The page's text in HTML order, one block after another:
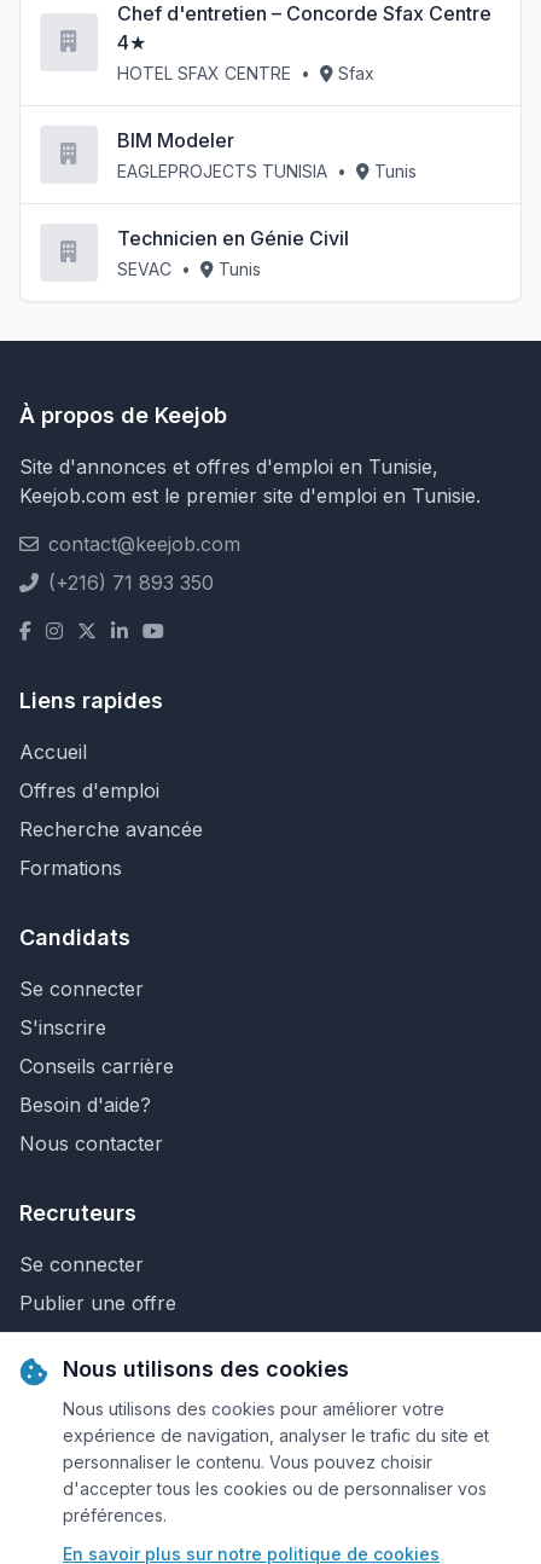
Chef d'entretien – Concorde Sfax Centre
4★
HOTEL SFAX CENTRE • Sfax
BIM Modeler
EAGLEPROJECTS TUNISIA • Tunis
Technicien en Génie Civil
SEVAC • Tunis
À propos de Keejob
Site d'annonces et offres d'emploi en Tunisie,
Keejob.com est le premier site d'emploi en Tunisie.
contact@keejob.com
(+216) 71 893 350
Liens rapides
Accueil
Offres d'emploi
Recherche avancée
Formations
Candidats
Se connecter
S'inscrire
Conseils carrière
Besoin d'aide?
Nous contacter
Recruteurs
Se connecter
Publier une offre
Nous contacter
© 2026 Keejob.com. Tous droits réservés.
Conditions et règlement
Nous utilisons des cookies
Nous utilisons des cookies pour améliorer votre
expérience de navigation, analyser le trafic du site et
personnaliser le contenu. Vous pouvez choisir
d'accepter tous les cookies ou de personnaliser vos
préférences.
En savoir plus sur notre politique de cookies